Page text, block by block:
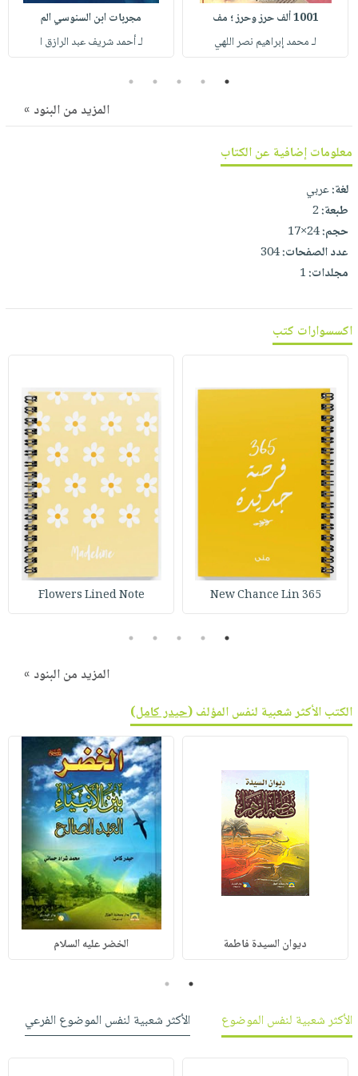
صابون
أطفال
مناسبات
فيديوهات
أسئلة
يتكرر
نيل
وفرات
كتابك
تواصل
معنا
عربة
التسوق
1001 ألف حرز وحرز ؛ مف
لـ محمد إبراهيم نصر اللهي
مجربات ابن السنوسي الم
لـ أحمد شريف عبد الرازق ا
1
2
3
4
5
المزيد من البنود »
معلومات إضافية عن الكتاب
لغة:عربي
طبعة:2
حجم:24×17
عدد الصفحات:304
مجلدات:1
اكسسوارات كتب
365 New Chance Lin
Flowers Lined Note
1
2
3
4
5
المزيد من البنود »
الكتب الأكثر شعبية لنفس المؤلف (حيدر كامل)
ديوان السيدة فاطمة الخضر عليه السلام
1
2
الأكثر شعبية لنفس الموضوع
الأكثر شعبية لنفس الموضوع الفرعي